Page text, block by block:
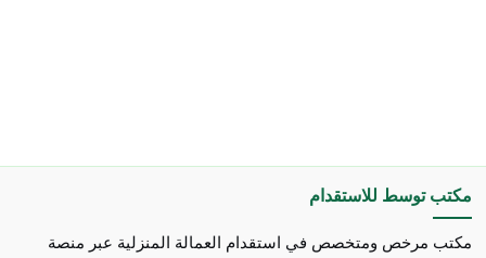
مكتب توسط للاستقدام
مكتب مرخص ومتخصص في استقدام العمالة المنزلية عبر منصة